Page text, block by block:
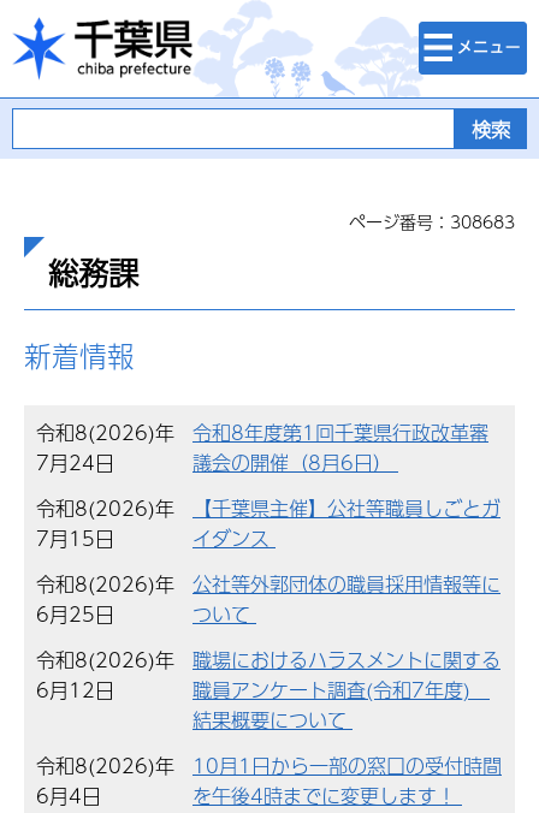
千葉県
検索・メニュ
ー
ページ番号：308683
総務課
新着情報
令和8(2026)年
7月24日
令和8年度第1回千葉県行政改革審
議会の開催（8月6日）
令和8(2026)年
7月15日
【千葉県主催】公社等職員しごとガ
イダンス
令和8(2026)年
6月25日
公社等外郭団体の職員採用情報等に
ついて
令和8(2026)年
6月12日
職場におけるハラスメントに関する
職員アンケート調査(令和7年度)
結果概要について
令和8(2026)年
6月4日
10月1日から一部の窓口の受付時間
を午後4時までに変更します！